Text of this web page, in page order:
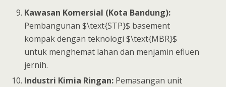
Kawasan Komersial (Kota Bandung):
Pembangunan $\text{STP}$ basement
kompak dengan teknologi $\text{MBR}$
untuk menghemat lahan dan menjamin efluen
jernih.
Industri Kimia Ringan: Pemasangan unit